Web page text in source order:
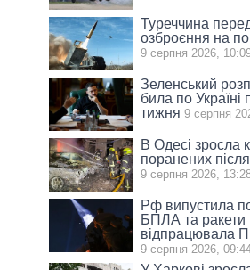
Туреччина
озброєння на
9 серпня 2026,
Зеленський
била по Україні
тижня 9 серпня
В Одесі зросла
поранених
9 серпня 2026,
Рф випустила
БПЛА та ракети
відпрацювала
9 серпня 2026,